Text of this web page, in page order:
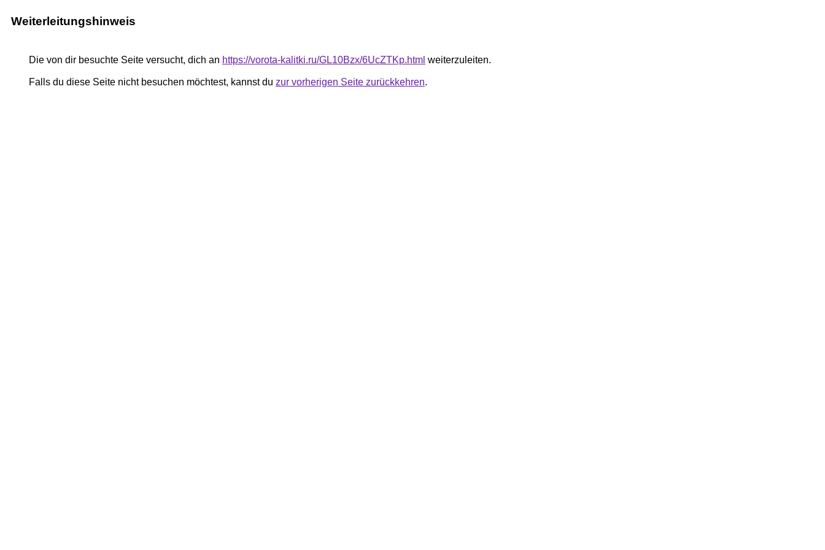
Weiterleitungshinweis
Die von dir besuchte Seite versucht, dich an https://vorota-kalitki.ru/GL10Bzx/6UcZTKp.html weiterzuleiten.
Falls du diese Seite nicht besuchen möchtest, kannst du zur vorherigen Seite zurückkehren.